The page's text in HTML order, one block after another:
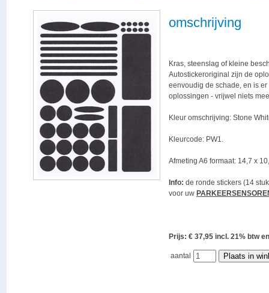
omschrijving
Kras, steenslag of kleine
Autostickeroriginal zijn de
eenvoudig de schade, en is
oplossingen - vrijwel niets
Kleur omschrijving: Stone
Kleurcode: PW1.
Afmeting A6 formaat: 14,7 x
Info: de ronde stickers (14
voor uw
Prijs: € 37,95 incl. 21% btw
aantal